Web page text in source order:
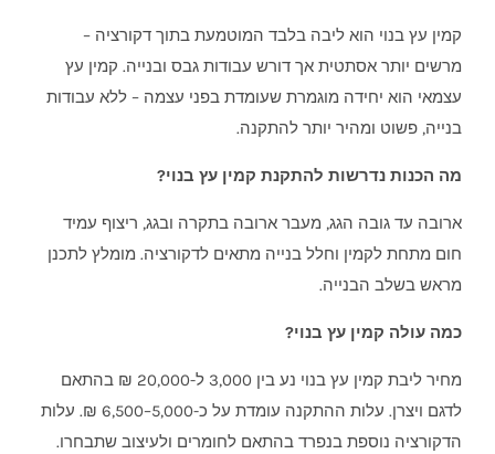
קמין עץ בנוי הוא ליבה בלבד המוטמעת בתוך דקורציה –
מרשים יותר אסתטית אך דורש עבודות גבס ובנייה. קמין עץ
עצמאי הוא יחידה מוגמרת שעומדת בפני עצמה – ללא עבודות
בנייה, פשוט ומהיר יותר להתקנה.
מה הכנות נדרשות להתקנת קמין עץ בנוי?
ארובה עד גובה הגג, מעבר ארובה בתקרה ובגג, ריצוף עמיד
חום מתחת לקמין וחלל בנייה מתאים לדקורציה. מומלץ לתכנן
מראש בשלב הבנייה.
כמה עולה קמין עץ בנוי?
מחיר ליבת קמין עץ בנוי נע בין 3,000 ל-20,000 ₪ בהתאם
לדגם ויצרן. עלות ההתקנה עומדת על כ-5,000–6,500 ₪. עלות
הדקורציה נוספת בנפרד בהתאם לחומרים ולעיצוב שתבחרו.